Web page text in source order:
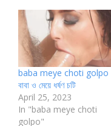
baba meye choti golpo
বাবা ও মেয়ে ধর্ষণ চটি
April 25, 2023
In "baba meye choti
golpo"